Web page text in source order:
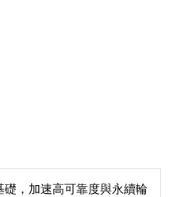
，加速高可靠度與永續輪